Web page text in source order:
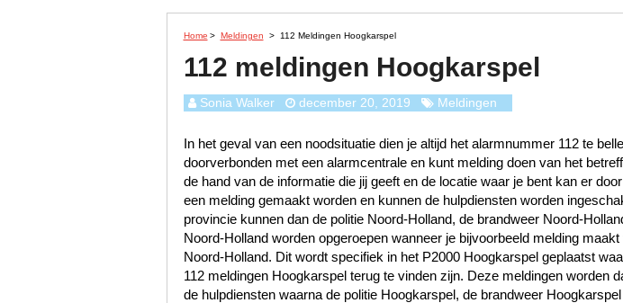
Home > Meldingen > 112 Meldingen Hoogkarspel
112 meldingen Hoogkarspel
Sonia Walker december 20, 2019 Meldingen
In het geval van een noodsituatie dien je altijd het alarmnummer 112 te
doorverbonden met een alarmcentrale en kunt melding doen van het
de hand van de informatie die jij geeft en de locatie waar je bent kan er
een melding gemaakt worden en kunnen de hulpdiensten worden
provincie kunnen dan de politie Noord-Holland, de brandweer Noord-
Noord-Holland worden opgeroepen wanneer je bijvoorbeeld melding
Noord-Holland. Dit wordt specifiek in het P2000 Hoogkarspel geplaatst
112 meldingen Hoogkarspel terug te vinden zijn. Deze meldingen worden
de hulpdiensten waarna de politie Hoogkarspel, de brandweer